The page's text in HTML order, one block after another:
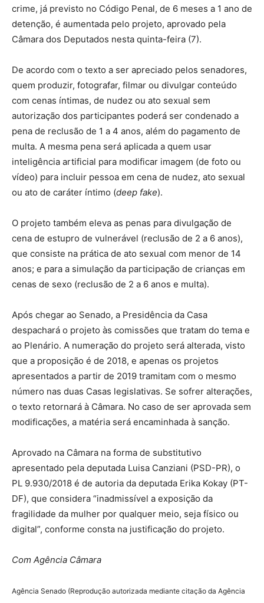
crime, já previsto no Código Penal, de 6 meses a 1 ano de
detenção, é aumentada pelo projeto, aprovado pela
Câmara dos Deputados nesta quinta-feira (7).
De acordo com o texto a ser apreciado pelos senadores,
quem produzir, fotografar, filmar ou divulgar conteúdo
com cenas íntimas, de nudez ou ato sexual sem
autorização dos participantes poderá ser condenado a
pena de reclusão de 1 a 4 anos, além do pagamento de
multa. A mesma pena será aplicada a quem usar
inteligência artificial para modificar imagem (de foto ou
vídeo) para incluir pessoa em cena de nudez, ato sexual
ou ato de caráter íntimo (deep fake).
O projeto também eleva as penas para divulgação de
cena de estupro de vulnerável (reclusão de 2 a 6 anos),
que consiste na prática de ato sexual com menor de 14
anos; e para a simulação da participação de crianças em
cenas de sexo (reclusão de 2 a 6 anos e multa).
Após chegar ao Senado, a Presidência da Casa
despachará o projeto às comissões que tratam do tema e
ao Plenário. A numeração do projeto será alterada, visto
que a proposição é de 2018, e apenas os projetos
apresentados a partir de 2019 tramitam com o mesmo
número nas duas Casas legislativas. Se sofrer alterações,
o texto retornará à Câmara. No caso de ser aprovada sem
modificações, a matéria será encaminhada à sanção.
Aprovado na Câmara na forma de substitutivo
apresentado pela deputada Luisa Canziani (PSD-PR), o
PL 9.930/2018 é de autoria da deputada Erika Kokay (PT-
DF), que considera “inadmissível a exposição da
fragilidade da mulher por qualquer meio, seja físico ou
digital”, conforme consta na justificação do projeto.
Com Agência Câmara
Agência Senado (Reprodução autorizada mediante citação da Agência